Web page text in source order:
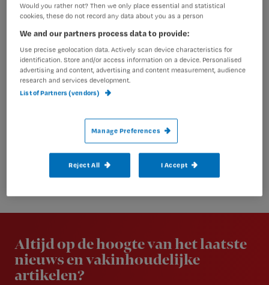
Altijd op de hoogte van het laatste
nieuws en vakinhoudelijke
artikelen?
Would you rather not? Then we only place essential and statistical
cookies, these do not record any data about you as a person
We and our partners process data to provide:
Use precise geolocation data. Actively scan device characteristics for
identification. Store and/or access information on a device. Personalised
advertising and content, advertising and content measurement, audience
research and services development.
List of Partners (vendors)
Manage Preferences
Reject All I Accept